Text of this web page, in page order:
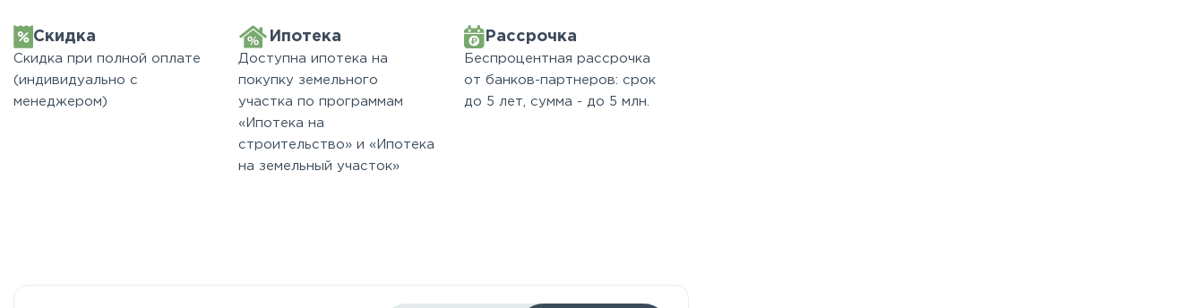
Скидка
Скидка при полной оплате
(индивидуально с
менеджером)
Ипотека
Доступна ипотека на
покупку земельного
участка по программам
«Ипотека на
строительство» и «Ипотека
на земельный участок»
Рассрочка
Беспроцентная рассрочка
от банков-партнеров: срок
до 5 лет, сумма - до 5 млн.